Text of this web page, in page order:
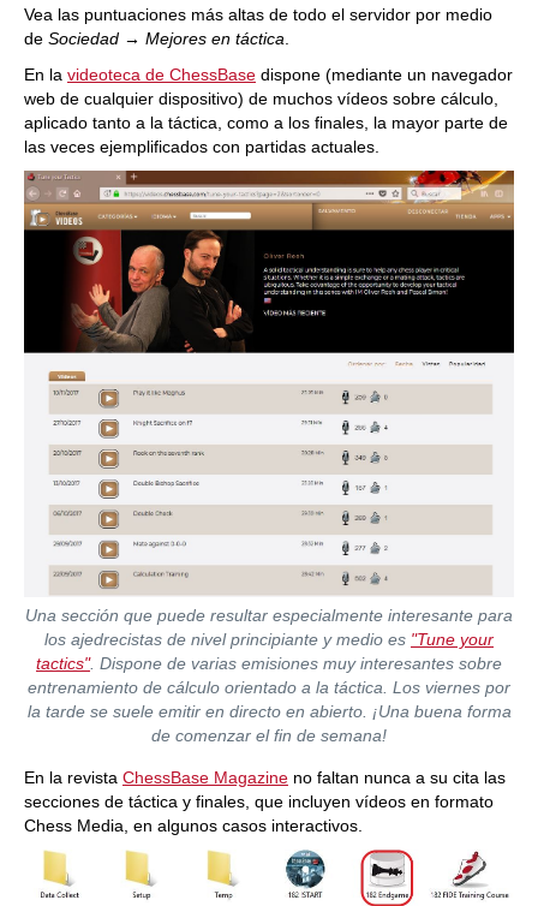
Vea las puntuaciones más altas de todo el servidor por medio
de Sociedad → Mejores en táctica
En la videoteca de ChessBase dispone (mediante un navegador
web de cualquier dispositivo) de muchos vídeos sobre cálculo,
aplicado tanto a la táctica, como a los finales, la mayor parte de
las veces ejemplificados con partidas actuales.
Una sección que puede resultar especialmente interesante para
los ajedrecistas de nivel principiante y medio es "Tune your
tactics". Dispone de varias emisiones muy interesantes sobre
entrenamiento de cálculo orientado a la táctica. Los viernes por
la tarde se suele emitir en directo en abierto. ¡Una buena forma
de comenzar el fin de semana!
En la revista ChessBase Magazine no faltan nunca a su cita las
secciones de táctica y finales, que incluyen vídeos en formato
Chess Media, en algunos casos interactivos.